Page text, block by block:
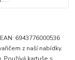
6943776000536
z naší nabídky.
Používá kartuše s